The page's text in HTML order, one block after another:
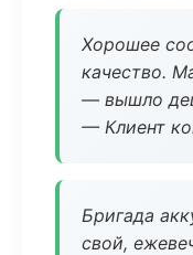
Хорошее
качество.
— вышло
— Клиент
Бригада
свой,